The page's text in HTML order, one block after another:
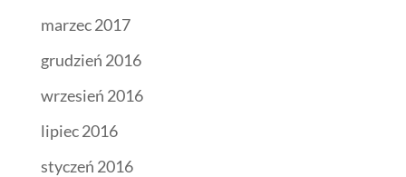
marzec 2017
grudzień 2016
wrzesień 2016
lipiec 2016
styczeń 2016